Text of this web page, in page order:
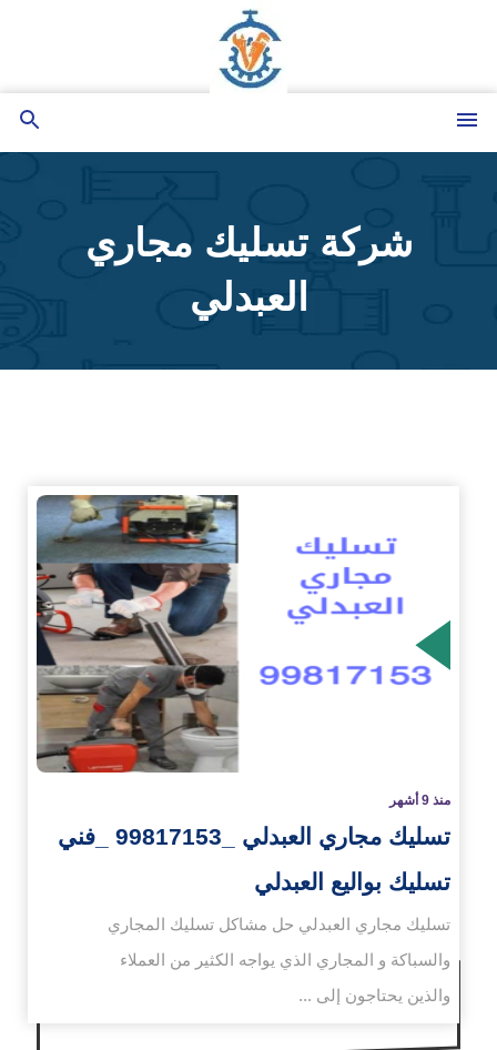
المحتوى
شركة تسليك مجاري
العبدلي
منذ 9 أشهر
تسليك مجاري العبدلي _99817153 _فني
تسليك بواليع العبدلي
تسليك مجاري العبدلي حل مشاكل تسليك المجاري
والسباكة و المجاري الذي يواجه الكثير من العملاء
والذين يحتاجون إلى ...